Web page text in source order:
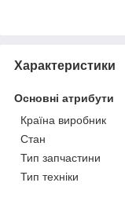
Характеристики
Основні атрибути
Країна виробник
Стан
Тип запчастини
Тип техніки